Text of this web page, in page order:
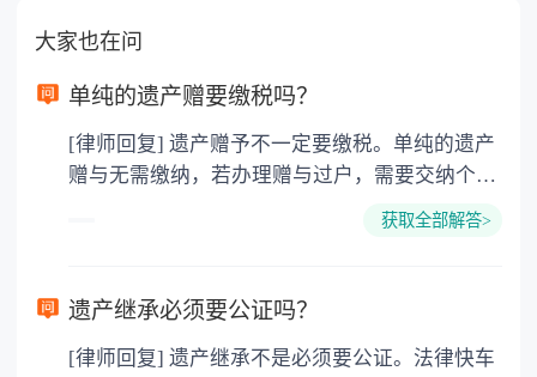
大家也在问
单纯的遗产赠要缴税吗？
[律师回复] 遗产赠予不一定要缴税。单纯的遗产
赠与无需缴纳，若办理赠与过户，需要交纳个人
所得税、契税和公证费。赠与过户是没有增值税
要缴纳公证费，具体如下： 1. 公证费：按房
3. 印花税：按房屋评估价的0.05%缴纳 4. 土
获取全部解答>
遗产继承必须要公证吗？
[律师回复] 遗产继承不是必须要公证。法律快车